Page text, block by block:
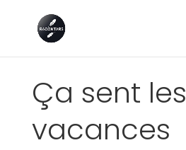
Ça sent les
vacances